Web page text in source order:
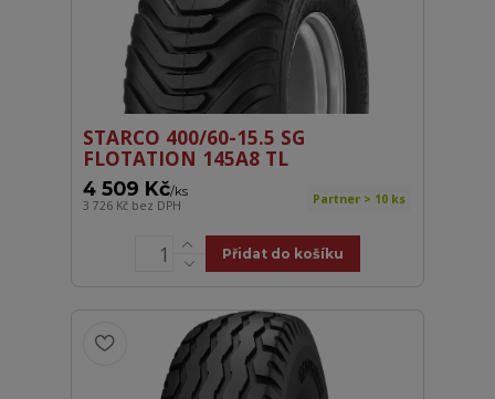
STARCO 400/60-15.5 SG
FLOTATION 145A8 TL
4 509 Kč/ks
3 726 Kč bez DPH Partner > 10 ks
Přidat do košíku